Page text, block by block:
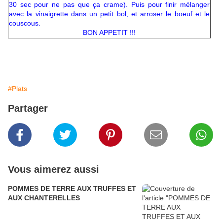
30 sec pour ne pas que ça crame). Puis pour finir mélanger
avec la vinaigrette dans un petit bol, et arroser le boeuf et le
couscous.
BON APPETIT !!!
#Plats
Partager
Vous aimerez aussi
POMMES DE TERRE AUX TRUFFES ET
AUX CHANTERELLES